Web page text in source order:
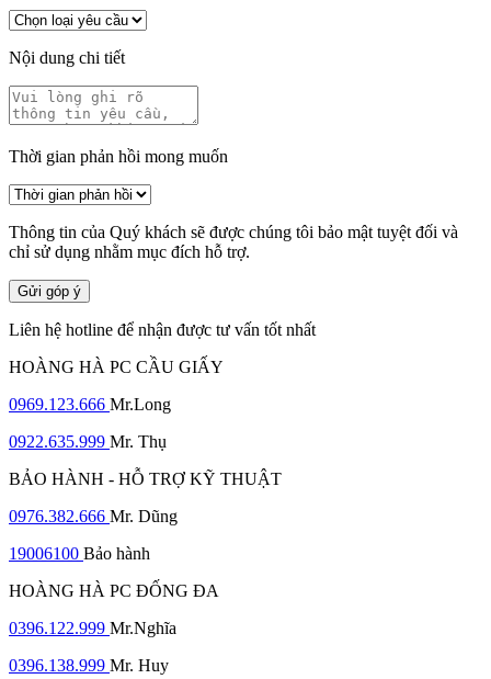
Nội dung chi tiết
Thời gian phản hồi mong muốn
Thông tin của Quý khách sẽ được chúng tôi bảo mật tuyệt đối và
chỉ sử dụng nhằm mục đích hỗ trợ.
Gửi góp ý
Liên hệ hotline để nhận được tư vấn tốt nhất
HOÀNG HÀ PC CẦU GIẤY
0969.123.666 Mr.Long
0922.635.999 Mr. Thụ
BẢO HÀNH - HỖ TRỢ KỸ THUẬT
0976.382.666 Mr. Dũng
19006100 Bảo hành
HOÀNG HÀ PC ĐỐNG ĐA
0396.122.999 Mr.Nghĩa
0396.138.999 Mr. Huy